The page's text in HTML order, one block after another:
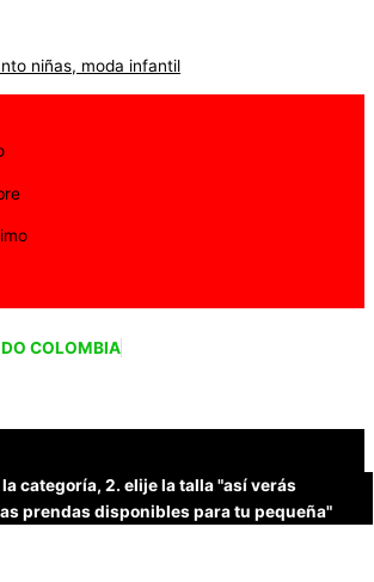
niñas, moda infantil
COLOMBIA
categoría, 2. elije la talla "así verás
prendas disponibles para tu pequeña"